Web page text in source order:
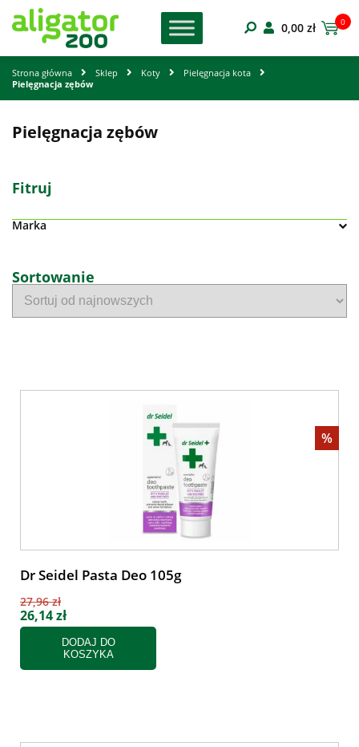
0,00 zł 0
Strona główna Sklep Koty
Pielęgnacja kota
Pielęgnacja zębów
Pielęgnacja zębów
Fitruj
Marka
Sortowanie
%
Dr Seidel Pasta Deo 105g
27,96 zł
26,14 zł
DODAJ DO
KOSZYKA